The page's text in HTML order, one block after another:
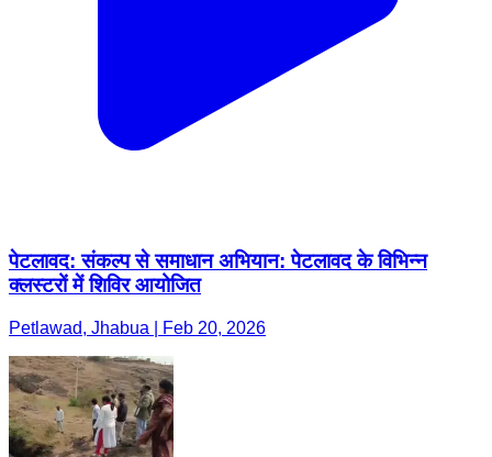
पेटलावद: संकल्प से समाधान अभियान: पेटलावद के विभिन्न
क्लस्टरों में शिविर आयोजित
Petlawad, Jhabua | Feb 20, 2026